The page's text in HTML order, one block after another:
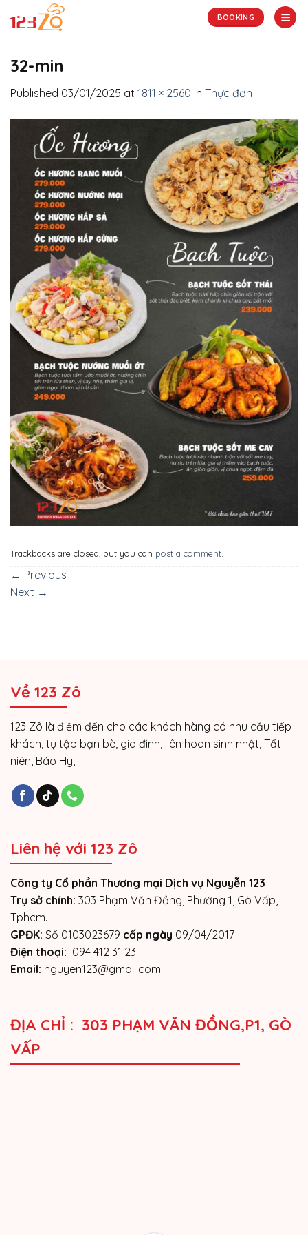
BOOKING
32-min
Published 03/01/2025 at 1811 × 2560 in Thực đơn
Trackbacks are closed, but you can post a comment
← Previous
Next →
Về 123 Zô
123 Zô là điểm đến cho các khách hàng có nhu cầu tiếp
khách, tụ tập bạn bè, gia đình, liên hoan sinh nhật, Tất
niên, Báo Hy,..
Liên hệ với 123 Zô
Công ty Cổ phần Thương mại Dịch vụ Nguyễn 123
Trụ sở chính: 303 Phạm Văn Đồng, Phường 1, Gò Vấp,
Tphcm.
GPĐK: Số 0103023679 cấp ngày 09/04/2017
Điện thoại: 094 412 31 23
Email: nguyen123@gmail.com
ĐỊA CHỈ : 303 PHẠM VĂN ĐỒNG,P1, GÒ
VẤP